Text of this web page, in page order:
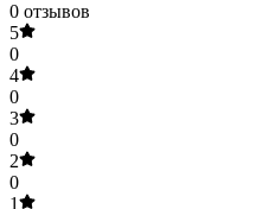
0 отзывов
5
0
4
0
3
0
2
0
1